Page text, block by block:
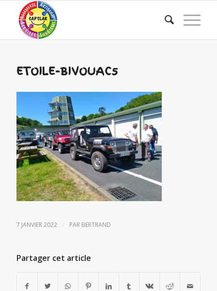
ETOILE-BIVOUAC5
7 JANVIER 2022 / PAR BERTRAND
Partager cet article